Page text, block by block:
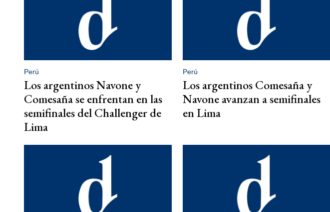
Perú
Los argentinos Navone y
Comesaña se enfrentan en las
semifinales del Challenger de
Lima
Perú
Los argentinos Comesaña y
Navone avanzan a semifinales
en Lima